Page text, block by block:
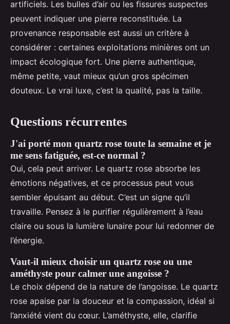
artificiels. Les bulles d’air ou les fissures suspectes
peuvent indiquer une pierre reconstituée. La
provenance responsable est aussi un critère à
considérer : certaines exploitations minières ont un
impact écologique fort. Une pierre authentique,
même petite, vaut mieux qu’un gros spécimen
douteux. Le vrai luxe, c’est la qualité, pas la taille.
Questions récurrentes
J'ai porté mon quartz rose toute la semaine et je
me sens fatiguée, est-ce normal ?
Oui, cela peut arriver. Le quartz rose absorbe les
émotions négatives, et ce processus peut vous
sembler épuisant au début. C’est un signe qu’il
travaille. Pensez à le purifier régulièrement à l’eau
claire ou sous la lumière lunaire pour lui redonner de
l’énergie.
Vaut-il mieux choisir un quartz rose ou une
améthyste pour calmer une angoisse ?
Le choix dépend de la nature de l’angoisse. Le quartz
rose apaise par la douceur et la compassion, idéal si
l’anxiété vient du cœur. L’améthyste, elle, clarifie